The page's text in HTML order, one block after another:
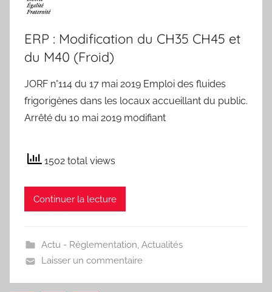
ERP : Modification du CH35 CH45 et
du M40 (Froid)
JORF n°114 du 17 mai 2019 Emploi des fluides
frigorigènes dans les locaux accueillant du public.
Arrêté du 10 mai 2019 modifiant
1502 total views
Continuer la lecture
Actu - Réglementation, Actualités
Laisser un commentaire